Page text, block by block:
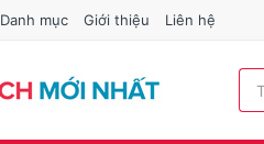
Danh mục Giới thiệu Liên hệ